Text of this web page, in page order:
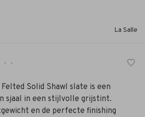
La Salle
• •
Solid Shawl slate is een
sjaal in een stijlvolle grijstint.
en de perfecte finishing